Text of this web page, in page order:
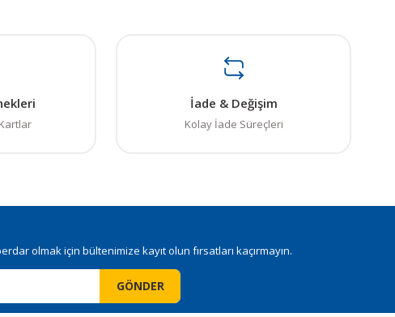
İade & Değişim
Kolay İade Süreçleri
olmak için bültenimize kayıt olun fırsatları kaçırmayın.
GÖNDER